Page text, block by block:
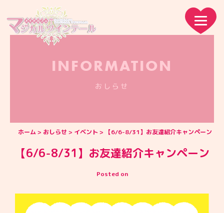
INFORMATION
おしらせ
ホーム おしらせ イベント 【6/6-8/31】お友達紹介キャンペーン
【6/6-8/31】お友達紹介キャンペーン
Posted on